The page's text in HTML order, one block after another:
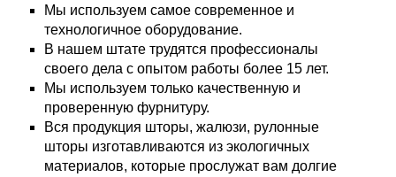
Мы используем самое современное и
технологичное оборудование.
В нашем штате трудятся профессионалы
своего дела с опытом работы более 15 лет.
Мы используем только качественную и
проверенную фурнитуру.
Вся продукция шторы, жалюзи, рулонные
шторы изготавливаются из экологичных
материалов, которые прослужат вам долгие